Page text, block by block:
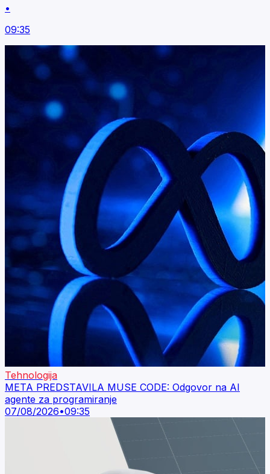
•
09:35
Tehnologija
META PREDSTAVILA MUSE CODE: Odgovor na AI
agente za programiranje
07/08/2026•09:35